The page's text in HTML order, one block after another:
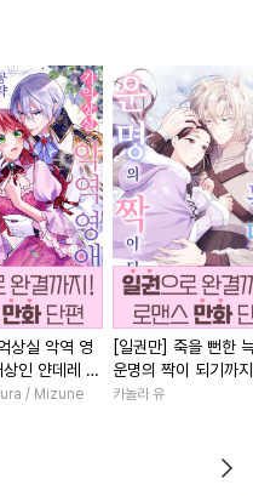
상실 악역 영
인 얀데레 의
게서 도망칠
/ Mizune
[일권만] 죽을 뻔한
운명의 짝이 되기까
본]
카놀라 유